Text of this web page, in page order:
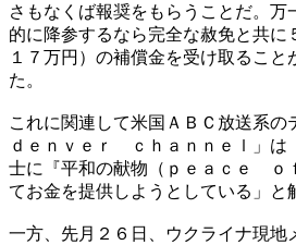
さもなくば報奨をもらうことだ。万
的に降参するなら完全な赦免と共に
１７万円）の補償金を受け取ること
た。
これに関連して米国ＡＢＣ放送系
ｄｅｎｖｅｒ ｃｈａｎｎｅｌ」は
士に『平和の献物（ｐｅａｃｅ ｏ
てお金を提供しようとしている」と
一方、先月２６日、ウクライナ現地